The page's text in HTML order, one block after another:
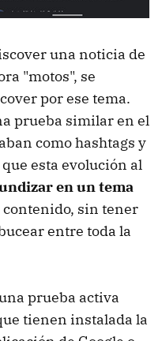
una noticia de
"motos", se
por ese tema.
prueba similar en el
como hashtags y
esta evolución al
en un tema
contenido, sin tener
entre toda la
prueba activa
tienen instalada la